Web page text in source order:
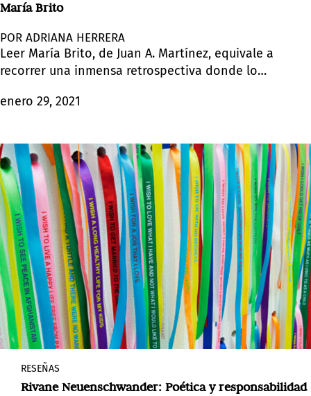
María Brito
POR ADRIANA HERRERA
Leer María Brito, de Juan A. Martínez, equivale a
recorrer una inmensa retrospectiva donde lo
de significación.
enero 29, 2021
RESEÑAS
Rivane Neuenschwander: Poética y responsabilidad